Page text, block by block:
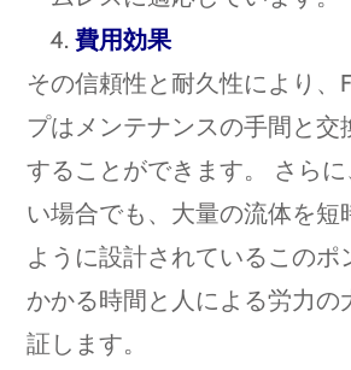
費用効果
その信頼性と耐久性により、
プはメンテナンスの手間と交
することができます。 さら
い場合でも、大量の流体を短
ように設計されているこのポ
かかる時間と人による労力の
証します。